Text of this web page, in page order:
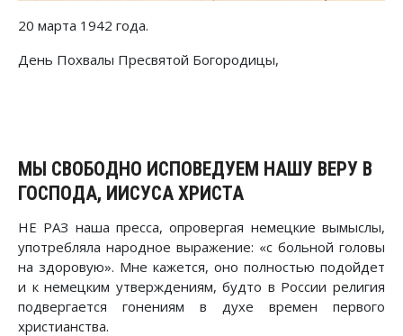
20 марта 1942 года.
День Похвалы Пресвятой Богородицы,
МЫ СВОБОДНО ИСПОВЕДУЕМ НАШУ ВЕРУ В
ГОСПОДА, ИИСУСА ХРИСТА
НЕ РАЗ наша пресса, опровергая немецкие вымыслы,
употребляла народное выражение: «с больной головы
на здоровую». Мне кажется, оно полностью подойдет
и к немецким утверждениям, будто в России религия
подвергается гонениям в духе времен первого
христианства.